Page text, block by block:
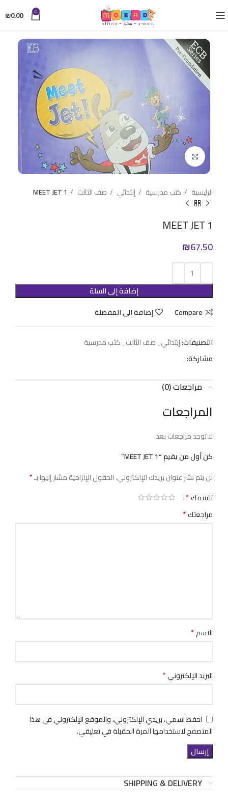
0
₪0.00
Click to enlarge
الرئيسية كتب مدرسية إبتدائي صف الثالث MEET JET 1
MEET JET 1
₪67.50
إضافة إلى السلة
Compare
إضافة الى المفضلة
التصنيفات:إبتدائي, صف الثالث, كتب مدرسية
مشاركة:
مراجعات (0)
المراجعات
لا توجد مراجعات بعد.
كن أول من يقيم “MEET JET 1”
لن يتم نشر عنوان بريدك الإلكتروني.الحقول الإلزامية مشار إليها بـ*
تقييمك*
مراجعتك*
الاسم*
البريد الإلكتروني*
احفظ اسمي، بريدي الإلكتروني، والموقع الإلكتروني في هذا
المتصفح لاستخدامها المرة المقبلة في تعليقي.
SHIPPING & DELIVERY